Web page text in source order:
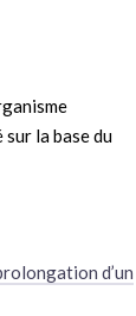
sur la base du
d’un